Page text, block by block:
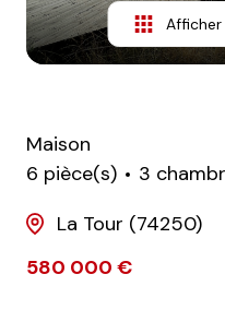
notre
agence
Maison
6 pièce(s)
3
La Tour (74250)
580 000 €